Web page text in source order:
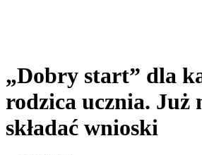
„Dobry start” dla
rodzica ucznia. Już
składać wnioski